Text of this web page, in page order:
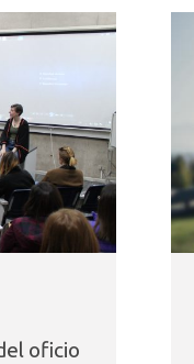
oficio